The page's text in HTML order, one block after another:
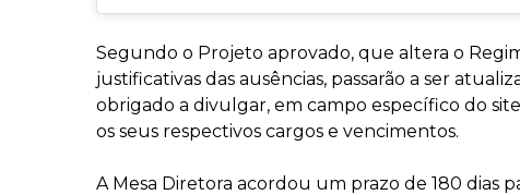
Segundo o Projeto aprovado, que altera o
justificativas das ausências, passarão a ser
obrigado a divulgar, em campo específico do
os seus respectivos cargos e vencimentos.
A Mesa Diretora acordou um prazo de 180 dias